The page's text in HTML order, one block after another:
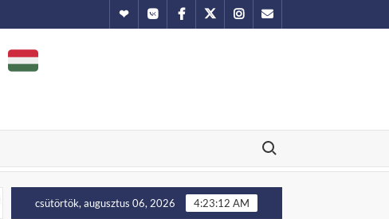
HundubVkontakte
Facebook
TwitterInstagram
Email
Search for:
Putyin: Ukrajna nyugati területei előbb-utóbb visszakerülnek
csütörtök, augusztus 06, 2026 4:23:13 AM